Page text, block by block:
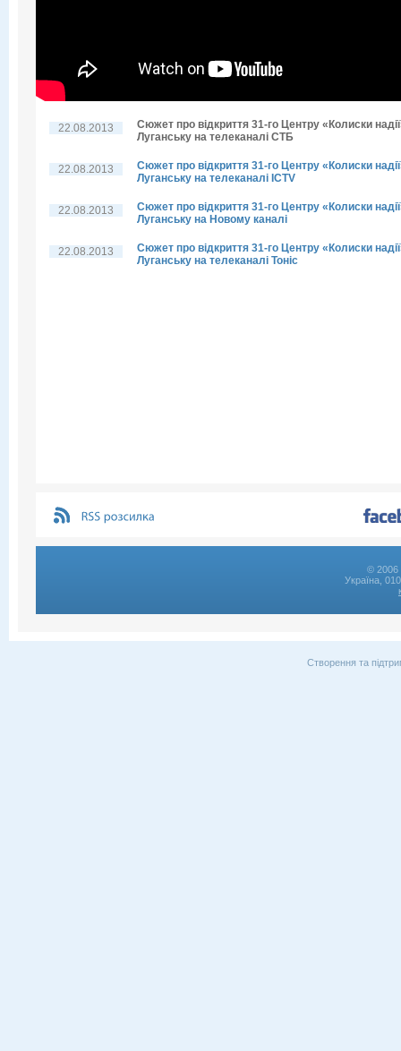
22.08.2013
Сюжет про відкриття 31-го Центру «Колиски
Луганську на телеканалі СТБ
22.08.2013
Сюжет про відкриття 31-го Центру «Колиски
Луганську на телеканалі ICTV
22.08.2013
Сюжет про відкриття 31-го Центру «Колиски
Луганську на Новому каналі
22.08.2013
Сюжет про відкриття 31-го Центру «Колиски
Луганську на телеканалі Тоніс
© 2006
Україна,
Створення та